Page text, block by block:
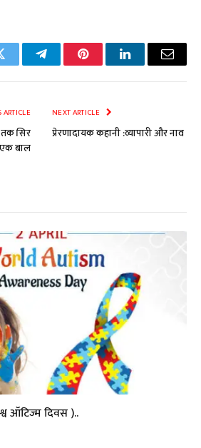
TelegramPinterestLinkedInEmail
ARTICLE
सिर
बाल
NEXT ARTICLE
प्रेरणादायक कहानी :व्यापारी और नाव
ऑटिज्म दिवस )..